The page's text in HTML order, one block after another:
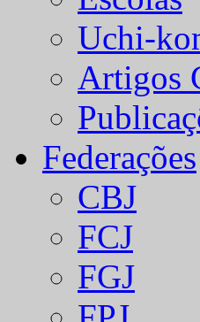
Uchi-
Artigos
Federações
CBJ
FCJ
FGJ